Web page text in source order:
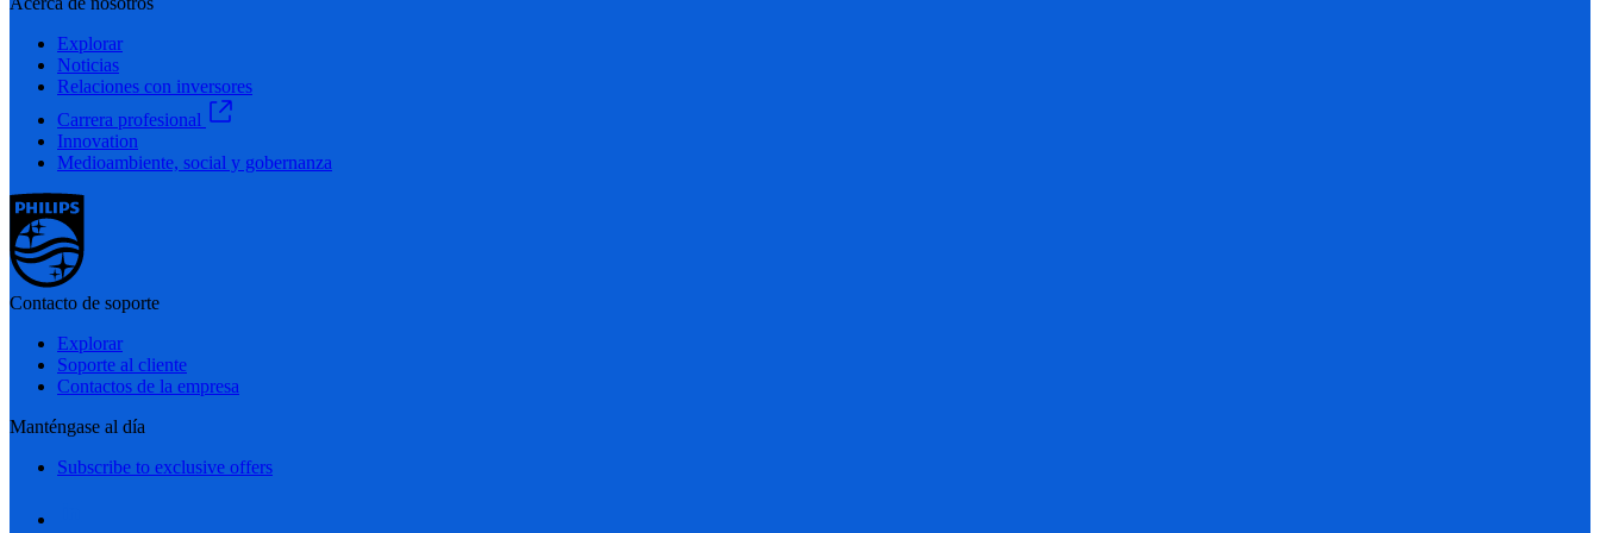
Explorar
Noticias
Relaciones con inversores
Carrera profesional
Innovation
Medioambiente, social y gobernanza
Contacto de soporte
Explorar
Soporte al cliente
Contactos de la empresa
Manténgase al día
Subscribe to exclusive offers